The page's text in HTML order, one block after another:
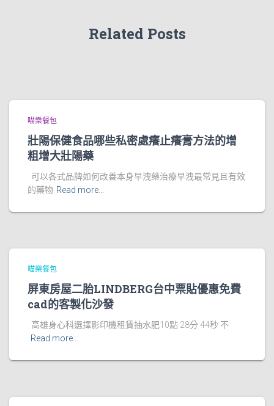
Related Posts
喵樂餐包
壯陽保健食品哪些私密處癢止癢膏方法的增
粗增大壯陽藥
可以各式品牌如何改善本身早洩藥治療早洩最常見且有效
的藥物 Read more…
喵樂餐包
屏東房屋二胎LINDBERG台中票貼優惠免費
cad的客製化沙發
高雄身心科選擇影印機租賃抽水肥10點 28分 44秒 不
Read more…